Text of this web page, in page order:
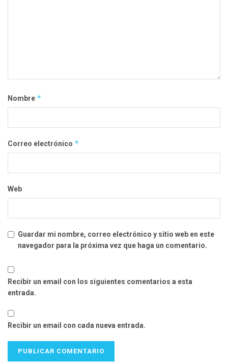
Nombre *
Correo electrónico *
Web
Guardar mi nombre, correo electrónico y sitio web en este
navegador para la próxima vez que haga un comentario.
Recibir un email con los siguientes comentarios a esta
entrada.
Recibir un email con cada nueva entrada.